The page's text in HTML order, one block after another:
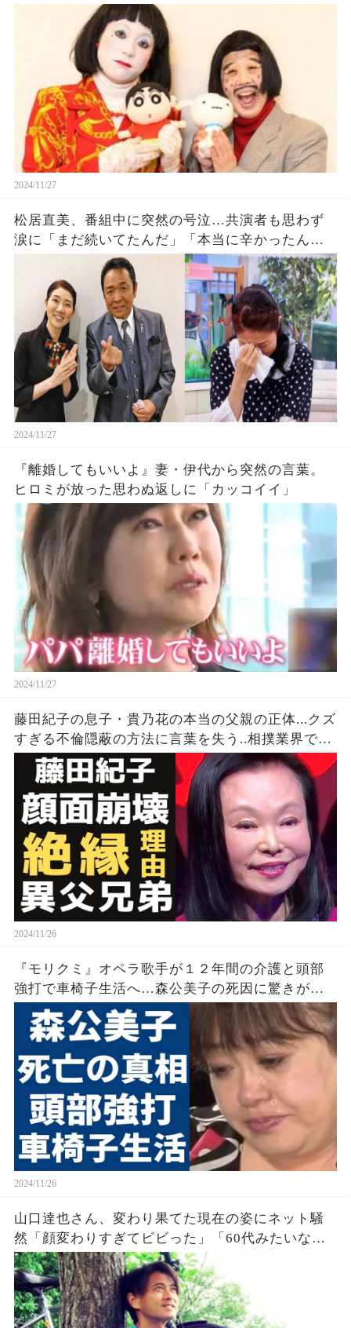
2024/11/27
松居直美、番組中に突然の号泣…共演者も思わず
涙に「まだ続いてたんだ」「本当に辛かったんだ
2024/11/27
『離婚してもいいよ』妻・伊代から突然の言葉。
ヒロミが放った思わぬ返しに「カッコイイ」
2024/11/27
藤田紀子の息子・貴乃花の本当の父親の正体...クズ
すぎる不倫隠蔽の方法に言葉を失う..相撲業界でも
『女将さん』と呼ばれた女優の顔面崩壊と言われ
る多重整形の現在が…
2024/11/26
『モリクミ』オペラ歌手が１２年間の介護と頭部
強打で車椅子生活へ…森公美子の死因に驚きが広
がる
2024/11/26
山口達也さん、変わり果てた現在の姿にネット騒
然「顔変わりすぎてビビった」「60代みたいな
顔」